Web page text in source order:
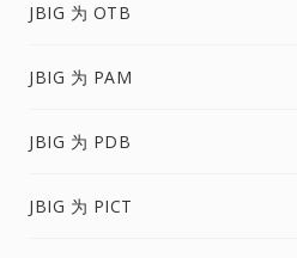
JBIG 为 OTB
JBIG 为 PAM
JBIG 为 PDB
JBIG 为 PICT